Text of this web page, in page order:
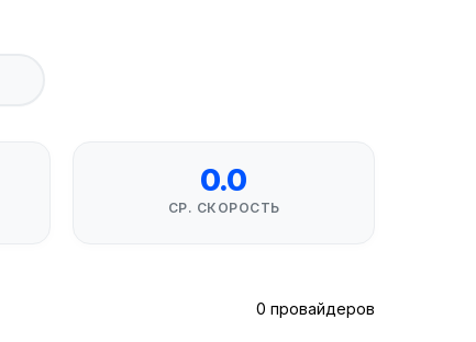
0.0
СР. СКОРОСТЬ
0 провайдеров